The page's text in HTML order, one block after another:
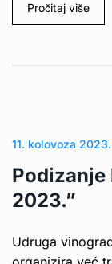
Pročitaj više
11. kolovoza 2023.
Podizanje
2023.”
Udruga